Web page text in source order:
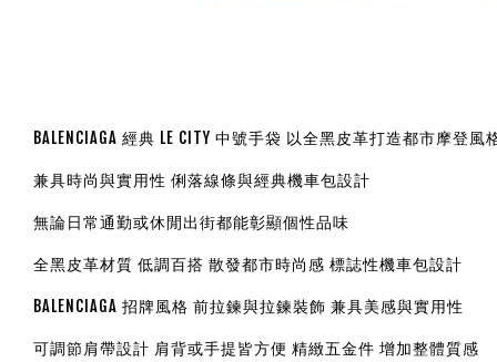
BALENCIAGA 經典 LE CITY 中號手袋 以全黑皮革打造都市摩登風
兼具時尚與實用性 俐落線條與經典機車包設計
無論日常通勤或休閒出街都能彰顯個性品味
全黑皮革材質 低調百搭 散發都市時尚感 標誌性機車包設計
BALENCIAGA 招牌風格 前拉鍊與拉鍊裝飾 兼具美感與實用性
可調節肩帶設計 肩背或手提皆方便 精緻五金件 增加整體質感